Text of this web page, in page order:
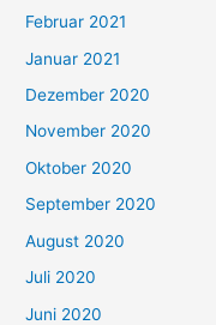
Februar 2021
Januar 2021
Dezember 2020
November 2020
Oktober 2020
September 2020
August 2020
Juli 2020
Juni 2020